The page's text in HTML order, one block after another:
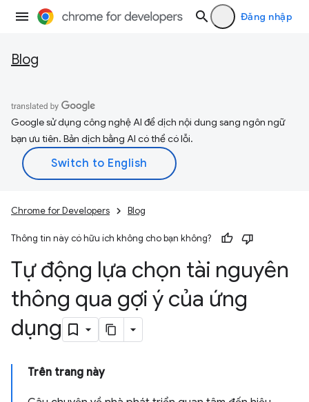
Đăng nhập
Blog
Google sử dụng công nghệ AI để dịch nội dung sang ngôn ngữ
bạn ưu tiên. Bản dịch bằng AI có thể có lỗi.
Chrome for Developers Blog
Thông tin này có hữu ích không cho bạn không?
Tự động lựa chọn tài nguyên
thông qua gợi ý của ứng
dụng
Trên trang này